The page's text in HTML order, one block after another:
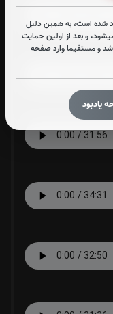
شده است، به همین دلیل
و بعد از اولین حمایت
و مستقیما وارد صفحه
یادبود